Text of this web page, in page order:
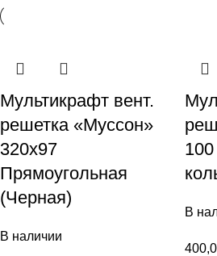
Мультикрафт вент.
решетка «Муссон»
320х97
Прямоугольная
(Черная)
В наличии
В